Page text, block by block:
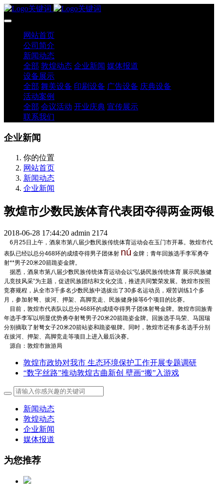
网站首页
公司简介
新闻动态
全部 敦煌动态 企业新闻 媒体报道
设备展示
全部 舞美设备 印刷设备 广告设备 庆典设备
活动案例
全部 会议活动 开业庆典 宣传展示
联系我们
企业新闻
你的位置
网站首页
新闻动态
企业新闻
敦煌市少数民族体育代表团夺得两金两银
2018-06-28 17:44:20 admin 2174
6月25日上午，酒泉市第八届少数民族传统体育运动会在玉门市开幕。敦煌市代
表队已经以总分468环的成绩夺得男子团体射 nú 金牌；青年回族选手李军勇夺
射**男子20米20箭跪姿金牌。
据悉，酒泉市第八届少数民族传统体育运动会以“弘扬民族传统体育 展示民族健
儿竞技风采”为主题，促进民族团结和文化交流，推进共同繁荣发展。敦煌市按照
竞赛规程，从全市3千多名少数民族中选拔出了30多名运动员，艰苦训练1个多
月，参加射弩、拔河、押架、高脚竞走、民族健身操等6个项目的比赛。
目前，敦煌市代表队以总分468环的成绩夺得男子团体射弩金牌。敦煌市回族青
年选手李军以明显优势勇夺射弩男子20米20箭跪姿金牌。回族选手马荣、马国瑞
分别摘取了射弩女子20米20箭站姿和跪姿银牌。同时，敦煌市还有多名选手分别
在拔河、押架、高脚竞走等项目上进入最后决赛。
源自：敦煌市旅游局
敦煌市政协对我市 生态环境保护工作开展专题调研
“数字丝路”推动敦煌古曲新创 壁画“搬”入游戏
新闻动态
敦煌动态
企业新闻
媒体报道
为您推荐